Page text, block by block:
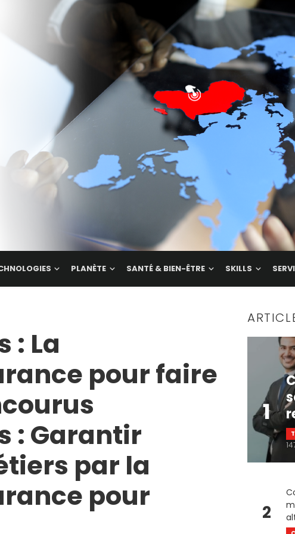
PLANÈTE SANTÉ & BIEN-ÊTRE SKILLS
: La
pour faire
: Garantir
par la
pour
1
2